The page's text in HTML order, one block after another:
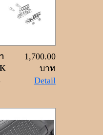
1,700.00
บาท
Detail